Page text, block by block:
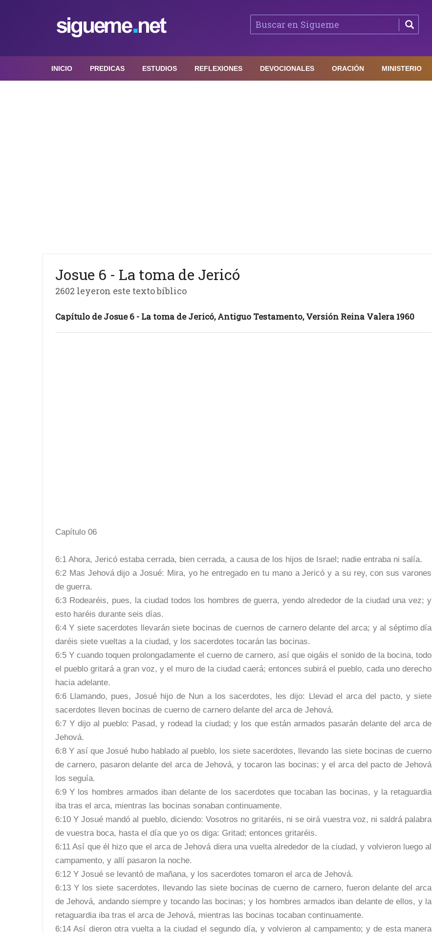
INICIO PREDICAS ESTUDIOS REFLEXIONES DEVOCIONALES ORACIÓN MINISTERIO
Josue 6 - La toma de Jericó
2602 leyeron este texto bíblico
Capítulo de Josue 6 - La toma de Jericó, Antiguo Testamento, Versión Reina Valera 1960
Capítulo 06
6:1 Ahora, Jericó estaba cerrada, bien cerrada, a causa de los hijos de Israel; nadie entraba ni salía.
6:2 Mas Jehová dijo a Josué: Mira, yo he entregado en tu mano a Jericó y a su rey, con sus varones
de guerra.
6:3 Rodearéis, pues, la ciudad todos los hombres de guerra, yendo alrededor de la ciudad una vez; y
esto haréis durante seis días.
6:4 Y siete sacerdotes llevarán siete bocinas de cuernos de carnero delante del arca; y al séptimo día
daréis siete vueltas a la ciudad, y los sacerdotes tocarán las bocinas.
6:5 Y cuando toquen prolongadamente el cuerno de carnero, así que oigáis el sonido de la bocina, todo
el pueblo gritará a gran voz, y el muro de la ciudad caerá; entonces subirá el pueblo, cada uno derecho
hacia adelante.
6:6 Llamando, pues, Josué hijo de Nun a los sacerdotes, les dijo: Llevad el arca del pacto, y siete
sacerdotes lleven bocinas de cuerno de carnero delante del arca de Jehová.
6:7 Y dijo al pueblo: Pasad, y rodead la ciudad; y los que están armados pasarán delante del arca de
Jehová.
6:8 Y así que Josué hubo hablado al pueblo, los siete sacerdotes, llevando las siete bocinas de cuerno
de carnero, pasaron delante del arca de Jehová, y tocaron las bocinas; y el arca del pacto de Jehová
los seguía.
6:9 Y los hombres armados iban delante de los sacerdotes que tocaban las bocinas, y la retaguardia
iba tras el arca, mientras las bocinas sonaban continuamente.
6:10 Y Josué mandó al pueblo, diciendo: Vosotros no gritaréis, ni se oirá vuestra voz, ni saldrá palabra
de vuestra boca, hasta el día que yo os diga: Gritad; entonces gritaréis.
6:11 Así que él hizo que el arca de Jehová diera una vuelta alrededor de la ciudad, y volvieron luego al
campamento, y allí pasaron la noche.
6:12 Y Josué se levantó de mañana, y los sacerdotes tomaron el arca de Jehová.
6:13 Y los siete sacerdotes, llevando las siete bocinas de cuerno de carnero, fueron delante del arca
de Jehová, andando siempre y tocando las bocinas; y los hombres armados iban delante de ellos, y la
retaguardia iba tras el arca de Jehová, mientras las bocinas tocaban continuamente.
6:14 Así dieron otra vuelta a la ciudad el segundo día, y volvieron al campamento; y de esta manera